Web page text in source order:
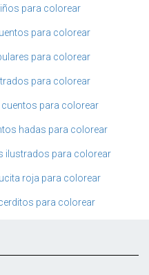
para colorear
para colorear
para colorear
para colorear
para colorear
hadas para colorear
ilustrados para colorear
roja para colorear
para colorear